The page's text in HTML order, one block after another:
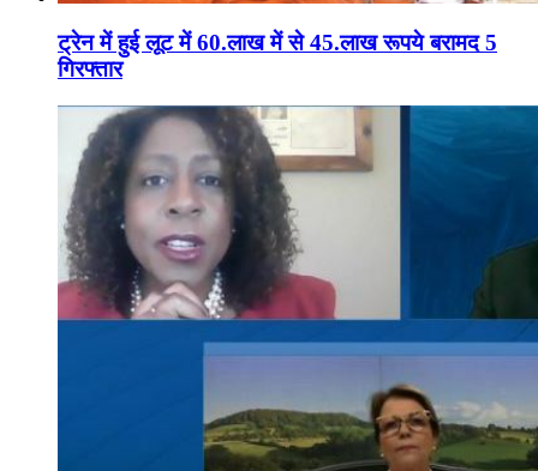
ट्रेन में हुई लूट में 60.लाख में से 45.लाख रूपये बरामद 5
गिरफ्तार